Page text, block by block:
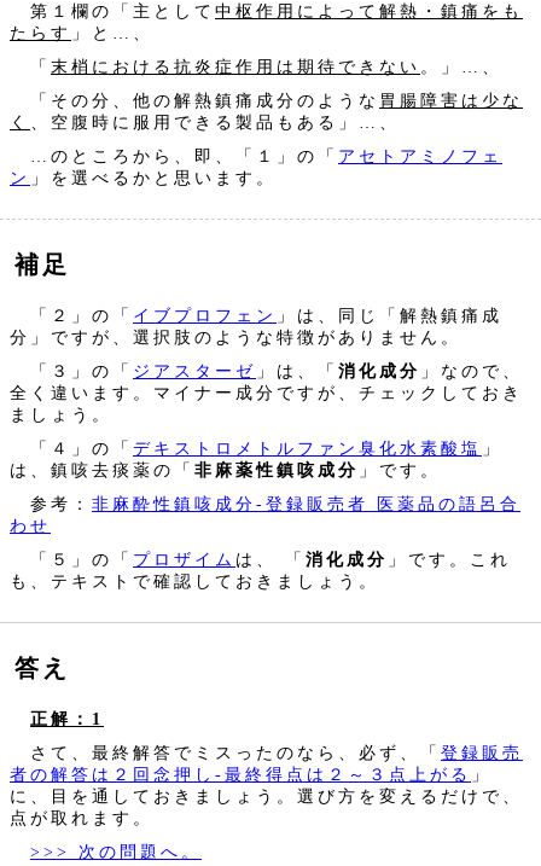
第１欄の「主として 中枢作用によって解熱・鎮痛をも
たらす 」と…、
「 末梢における抗炎症作用は期待できない 。」…、
「その分、他の解熱鎮痛成分のような 胃腸障害は少な
く 、空腹時に服用できる製品もある」…、
…のところから、即、「１」の「 アセトアミノフェ
ン 」を選べるかと思います。
補足
「２」の「 イブプロフェン 」は、同じ「解熱鎮痛成
分」ですが、選択肢のような特徴がありません。
「３」の「 ジアスターゼ 」は、「 消化成分 」なので、
全く違います。マイナー成分ですが、チェックしておき
ましょう。
「４」の「 デキストロメトルファン臭化水素酸塩 」
は、鎮咳去痰薬の「 非麻薬性鎮咳成分 」です。
参考： 非麻酔性鎮咳成分‐登録販売者 医薬品の語呂合
わせ
「５」の「 プロザイム は、 「 消化成分 」です。これ
も、テキストで確認しておきましょう。
答え
正解：1
さて、最終解答でミスったのなら、必ず、「 登録販売
者の解答は２回念押し‐最終得点は２～３点上がる 」
に、目を通しておきましょう。選び方を変えるだけで、
点が取れます。
>>> 次の問題へ。